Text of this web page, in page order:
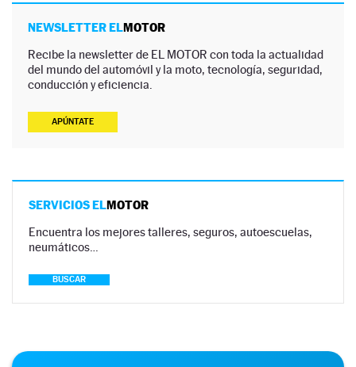
NEWSLETTER ELMOTOR
Recibe la newsletter de EL MOTOR con toda la actualidad
del mundo del automóvil y la moto, tecnología, seguridad,
conducción y eficiencia.
APÚNTATE
SERVICIOS ELMOTOR
Encuentra los mejores talleres, seguros, autoescuelas,
neumáticos…
BUSCAR